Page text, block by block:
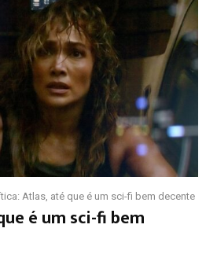
Atlas, até que é um sci-fi bem decente
é um sci-fi bem